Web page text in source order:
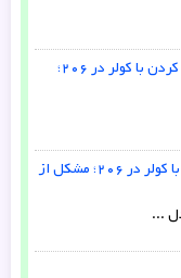
پاسخ: نوسان دور موتور و خاموش کردن با کولر در ۲۰۶؛
نوسان دور موتور و خاموش کردن با کولر در ۲۰۶؛ مشکل از